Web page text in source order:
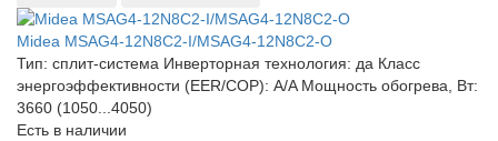
Midea MSAG4-12N8C2-I/MSAG4-12N8C2-O
Тип: сплит-система Инверторная технология: да Класс
энергоэффективности (EER/COP): A/AМощность обогрева, Вт:
3660 (1050...4050)
Есть в наличии